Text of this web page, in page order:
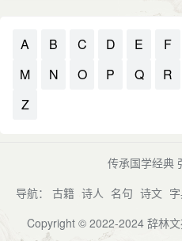
A B C D E F
M
N O P Q R
Z
传承国学经典
导航： 古籍 诗人 名句 诗文
Copyright © 2022-2024 辞林